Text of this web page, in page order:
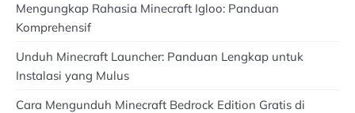
Mengungkap Rahasia Minecraft Igloo: Panduan
Komprehensif
Unduh Minecraft Launcher: Panduan Lengkap untuk
Instalasi yang Mulus
Cara Mengunduh Minecraft Bedrock Edition Gratis di